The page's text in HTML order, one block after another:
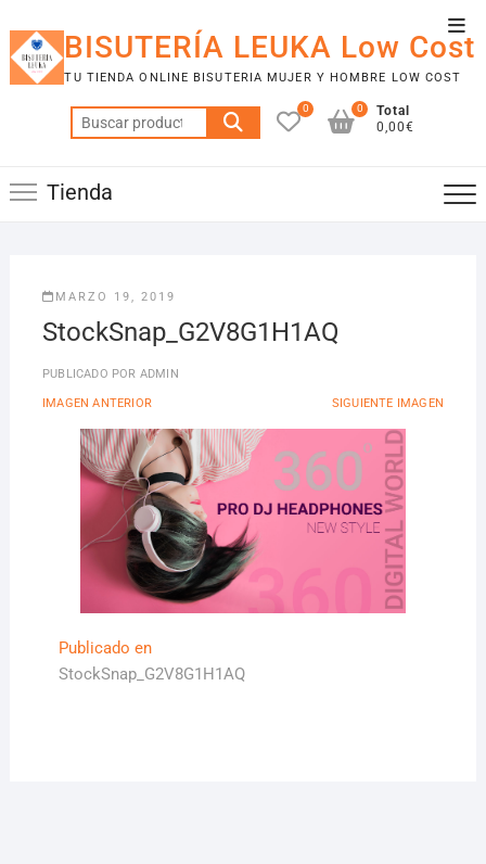
contenido
de
la
BISUTERÍA LEUKA Low Cost
TU TIENDA ONLINE BISUTERIA MUJER Y HOMBRE LOW COST
Buscar
por:
0
Total
0,00€
0
Tienda
MARZO 19, 2019
StockSnap_G2V8G1H1AQ
PUBLICADO POR ADMIN
IMAGEN ANTERIOR SIGUIENTE IMAGEN
Navegación
de
Publicado en
StockSnap_G2V8G1H1AQ